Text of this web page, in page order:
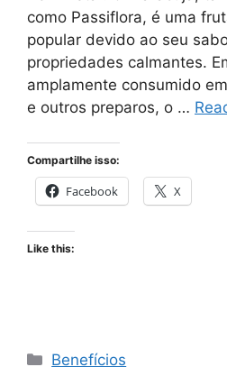
como Passiflora, é uma
popular devido ao seu
propriedades calmantes.
amplamente consumido
e outros preparos, o …
Compartilhe isso:
Facebook X
Like this:
Categories
Benefícios